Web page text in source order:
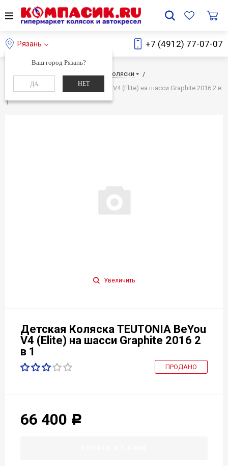
Рязань
Ваш город Рязань?
ДА НЕТ
+7 (4912) 77-07-07
Главная Каталог
Детские коляски
Детская Коляска TEUTONIA BeYou V4 (Elite) на шасси Graphite 2016 2 в
1
Увеличить
Детская Коляска TEUTONIA BeYou
V4 (Elite) на шасси Graphite 2016 2
в 1
ПРОДАНО
66 400 Р